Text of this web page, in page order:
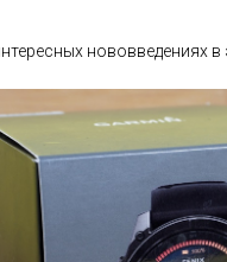
нововведениях